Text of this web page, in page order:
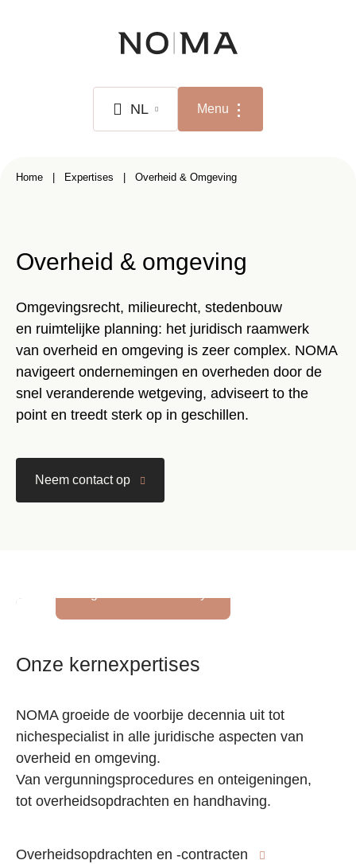
NL Menu
Kruimelpad
Home Expertises Overheid & Omgeving
Overheid & omgeving
Omgevingsrecht, milieurecht, stedenbouw
en ruimtelijke planning: het juridisch raamwerk
van overheid en omgeving is zeer complex. NOMA
navigeert ondernemingen en overheden door de
snel veranderende wetgeving, adviseert to the
point en treedt sterk op in geschillen.
Neem contact op
Onze kernexpertises
NOMA groeide de voorbije decennia uit tot
nichespecialist in alle juridische aspecten van
overheid en omgeving.
Van vergunningsprocedures en onteigeningen,
tot overheidsopdrachten en handhaving.
Overheidsopdrachten en -contracten